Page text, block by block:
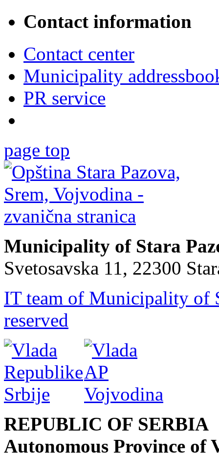
Contact information
Contact center
Municipality
PR service
page top
Municipality of Stara
Svetosavska 11, 22300
IT team of Municipality of
reserved
REPUBLIC OF SERBIA
Autonomous Province of